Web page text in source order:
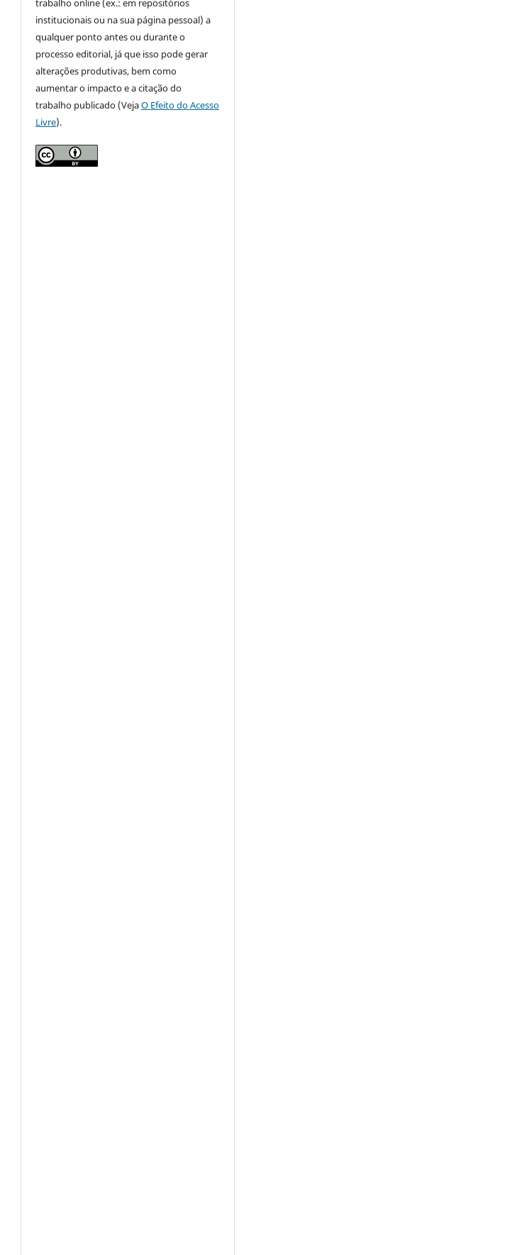
trabalho online (ex.: em repositórios
institucionais ou na sua página pessoal) a
qualquer ponto antes ou durante o
processo editorial, já que isso pode gerar
alterações produtivas, bem como
aumentar o impacto e a citação do
trabalho publicado (VejaO Efeito do Acesso
Livre).